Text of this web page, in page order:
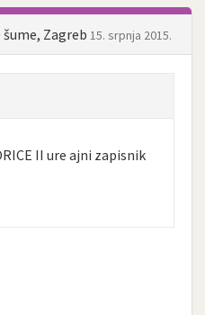
Zagreb 15. srpnja 2015.
II ure ajni zapisnik